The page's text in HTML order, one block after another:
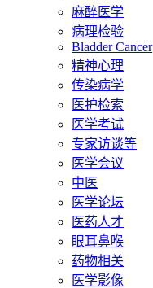
麻醉医学
病理检验
Bladder Cancer
精神心理
传染病学
医护检索
医学考试
专家访谈等
医学会议
中医
医学论坛
医药人才
眼耳鼻喉
药物相关
医学影像